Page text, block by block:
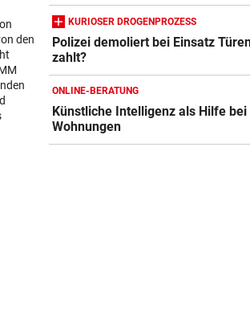
KURIOSER DROGENPROZESS
Polizei demoliert bei Einsatz
zahlt?
ONLINE-BERATUNG
Künstliche Intelligenz als Hilfe bei
Wohnungen